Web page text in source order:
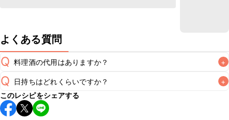
よくある質問
Q 料理酒の代用はありますか？ +
A
Q 日持ちはどれくらいですか？ +
保存期間は冷蔵で翌日中が目安です。なるべくお早めにお召
し上がりください。
このレシピをシェアする